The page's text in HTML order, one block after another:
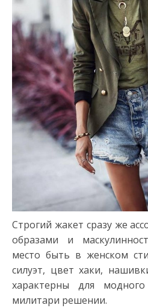
Строгий жакет сразу же
образами и
место быть в женском
силуэт, цвет хаки,
характерны для
милитари решении.